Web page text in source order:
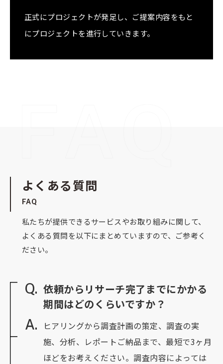
正式にプロジェクトが発足し、ご提案内容をもと
にプロジェクトを進行していきます。
よくある質問
FAQ
私たちが提供できるサービスやお取り組みに関して、
よくある質問を以下にまとめていますので、ご参考く
ださい。
Q. 依頼からリサーチ完了までにかかる
期間はどのくらいですか？
A.
ヒアリングから調査計画の策定、調査の実
施、分析、レポートご納品まで、最短で3ヶ月
ほどをお考えください。調査内容によっては